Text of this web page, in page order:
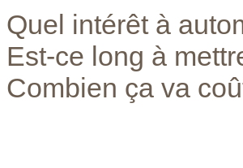
Quel intérêt à
Est-ce long à
Combien ça va